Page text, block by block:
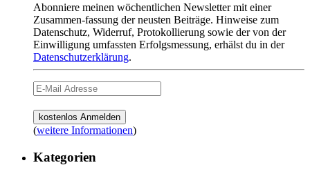
Abonniere meinen wöchentlichen Newsletter mit einer
Zusammen-fassung der neusten Beiträge. Hinweise zum
Datenschutz, Widerruf, Protokollierung sowie der von der
Einwilligung umfassten Erfolgsmessung, erhälst du in der
Datenschutzerklärung.
(weitere Informationen)
Kategorien